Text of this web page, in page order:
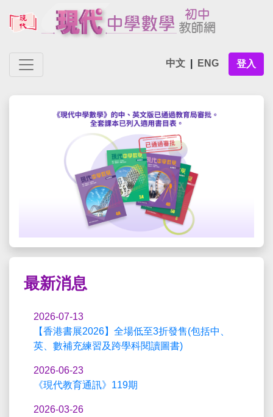
中文 ENG 登入
Previous
最新消息
2026-07-13
【香港書展2026】全場低至3折發售(包括中、
英、數補充練習及跨學科閱讀圖書)
2026-06-23
《現代教育通訊》119期
2026-03-26